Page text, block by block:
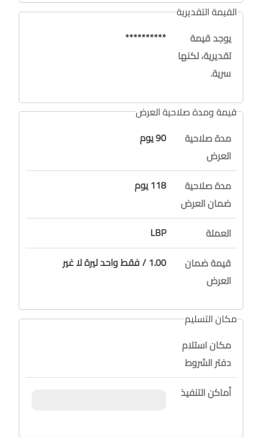
القيمة التقديرية
يوجد قيمة
تقديرية، لكنها
سرية.
**********
قيمة ومدة صلاحية العرض
مدة صلاحية
العرض
90 يوم
مدة صلاحية
ضمان العرض
118 يوم
العملة
LBP
قيمة ضمان
العرض
1.00 / فقط واحد ليرة لا غير
مكان التسليم
مكان استلام
دفتر الشروط
أماكن التنفيذ